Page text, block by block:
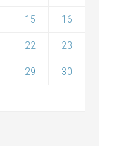
15 16
22 23
29 30